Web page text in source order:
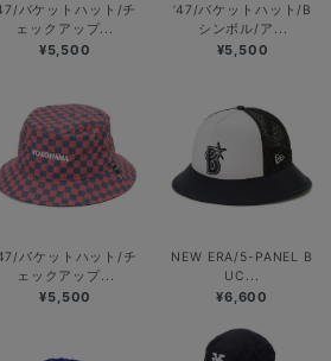
バケットハット/チ
ェックアップ...
¥5,500
’47/バケットハット/B
シンボル/ア...
¥5,500
バケットハット/チ
ェックアップ...
¥5,500
NEW ERA/5-PANEL B
UC...
¥6,600